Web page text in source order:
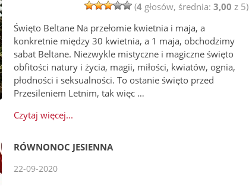
(4 głosów, średnia:3,00 z 5)
Święto Beltane Na przełomie kwietnia i maja, a
konkretnie między 30 kwietnia, a 1 maja, obchodzimy
sabat Beltane. Niezwykle mistyczne i magiczne święto
obfitości natury i życia, magii, miłości, kwiatów, ognia,
płodności i seksualności. To ostanie święto przed
Przesileniem Letnim, tak więc …
Czytaj więcej...
RÓWNONOC JESIENNA
22-09-2020